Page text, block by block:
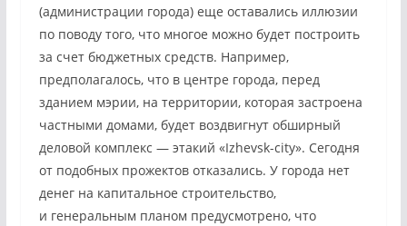
(администрации города) еще оставались иллюзии
по поводу того, что многое можно будет построить
за счет бюджетных средств. Например,
предполагалось, что в центре города, перед
зданием мэрии, на территории, которая застроена
частными домами, будет воздвигнут обширный
деловой комплекс — этакий «Izhevsk-city». Сегодня
от подобных прожектов отказались. У города нет
денег на капитальное строительство,
и генеральным планом предусмотрено, что